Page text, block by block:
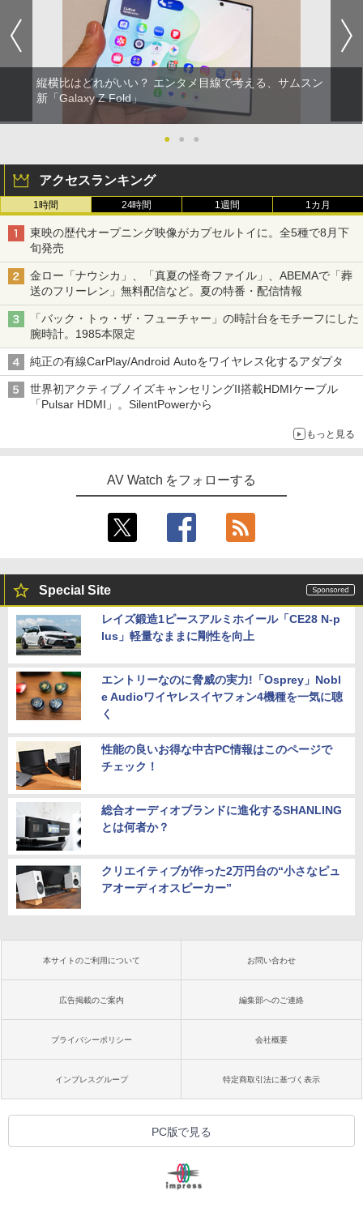
縦横比はどれがいい？ エンタメ目線で考える、サムスン
新「Galaxy Z Fold」
● ● ●
アクセスランキング
1時間 24時間 1週間 1カ月
東映の歴代オープニング映像がカプセルトイに。全5種で8月下
旬発売
金ロー「ナウシカ」、「真夏の怪奇ファイル」、ABEMAで「葬
送のフリーレン」無料配信など。夏の特番・配信情報
「バック・トゥ・ザ・フューチャー」の時計台をモチーフにした
腕時計。1985本限定
純正の有線CarPlay/Android Autoをワイヤレス化するアダプタ
世界初アクティブノイズキャンセリングII搭載HDMIケーブル
「Pulsar HDMI」。SilentPowerから
もっと見る
AV Watch をフォローする
Special Site
レイズ鍛造1ピースアルミホイール「CE28 N-p
lus」軽量なままに剛性を向上
エントリーなのに脅威の実力!「Osprey」Nobl
e Audioワイヤレスイヤフォン4機種を一気に聴
く
性能の良いお得な中古PC情報はこのページで
チェック！
総合オーディオブランドに進化するSHANLING
とは何者か？
クリエイティブが作った2万円台の“小さなピュ
アオーディオスピーカー”
本サイトのご利用について お問い合わせ
広告掲載のご案内 編集部へのご連絡
プライバシーポリシー 会社概要
インプレスグループ 特定商取引法に基づく表示
PC版で見る